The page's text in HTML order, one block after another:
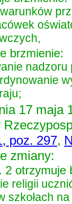
brzmienie:
nadzoru
17 maja
poz. 297,
zmiany:
2 otrzymuje
religii
szkołach